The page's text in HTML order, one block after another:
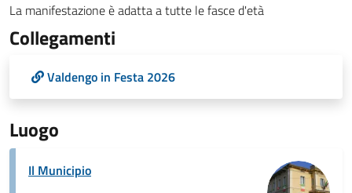
La manifestazione è adatta a tutte le fasce d'età
Collegamenti
Valdengo in Festa 2026
Luogo
Il Municipio